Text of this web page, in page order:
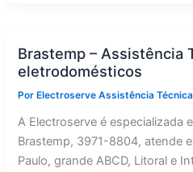
Brastemp – Assistência
eletrodomésticos
Por Electroserve Assistência
A Electroserve é especializada
Brastemp, 3971-8804, atende
Paulo, grande ABCD, Litoral e